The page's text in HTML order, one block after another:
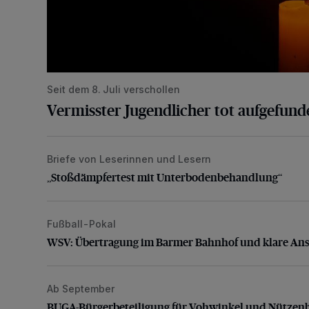
Seit dem 8. Juli verschollen
Vermisster Jugendlicher tot
„Stoßdämpfertest mit Unterbodenbehandlung“
Briefe von Leserinnen und Lesern
„Stoßdämpfertest mit Unterbodenbehandlung“
WSV: Übertragung im Barmer Bahnhof und klare
Fußball-Pokal
WSV: Übertragung im Barmer Bahnhof und klare
BUGA-Bürgerbeteiligung für Vohwinkel und
Ab September